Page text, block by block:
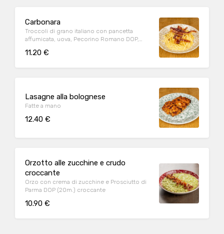
Carbonara
Troccoli di grano italiano con pancetta
affumicata, uova, Pecorino Romano DOP,
11.20 €
Lasagne alla bolognese
Fatte a mano
12.40 €
Orzotto alle zucchine e crudo
croccante
Orzo con crema di zucchine e Prosciutto di
Parma DOP (20m.) croccante
10.90 €